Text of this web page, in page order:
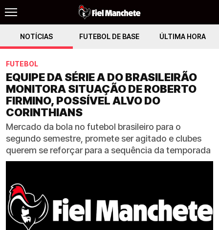
NOTÍCIAS FUTEBOL DE BASE ÚLTIMA HORA
FUTEBOL
EQUIPE DA SÉRIE A DO BRASILEIRÃO
MONITORA SITUAÇÃO DE ROBERTO
FIRMINO, POSSÍVEL ALVO DO
CORINTHIANS
Mercado da bola no futebol brasileiro para o
segundo semestre, promete ser agitado e clubes
querem se reforçar para a sequência da temporada